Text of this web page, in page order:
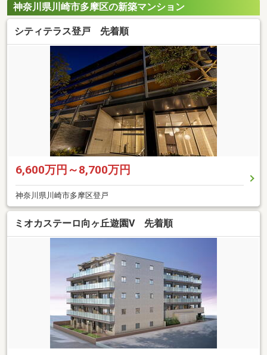
神奈川県川崎市多摩区の新築マンション
シティテラス登戸 先着順
6,600万円～8,700万円
神奈川県川崎市多摩区登戸
ミオカステーロ向ヶ丘遊園V 先着順